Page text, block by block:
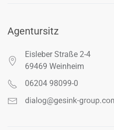
Agentursitz
Eisleber Straße 2-4
69469 Weinheim
06204 98099-0